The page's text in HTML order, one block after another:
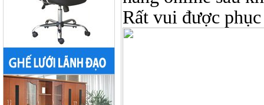
Rất vui được